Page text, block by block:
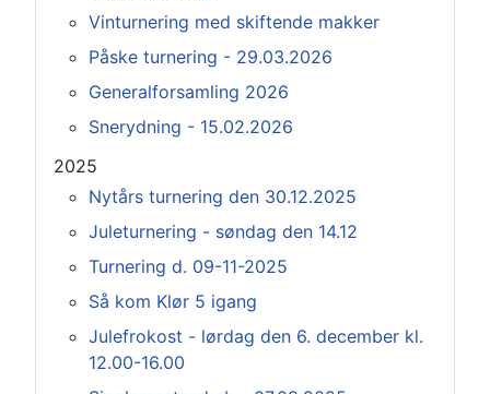
Vinturnering med skiftende makker
Påske turnering - 29.03.2026
Generalforsamling 2026
Snerydning - 15.02.2026
2025
Nytårs turnering den 30.12.2025
Juleturnering - søndag den 14.12
Turnering d. 09-11-2025
Så kom Klør 5 igang
Julefrokost - lørdag den 6. december kl.
12.00-16.00